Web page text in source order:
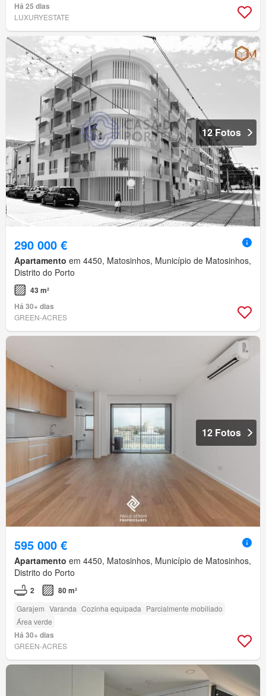
Há 25 dias
LUXURYESTATE
12 Fotos
290 000 €
Apartamento em 4450, Matosinhos, Município de Matosinhos,
Distrito do Porto
43 m²
Há 30+ dias
GREEN-ACRES
12 Fotos
595 000 €
Apartamento em 4450, Matosinhos, Município de Matosinhos,
Distrito do Porto
2 80 m²
Garajem Varanda Cozinha equipada Parcialmente mobiliado
Área verde
Há 30+ dias
GREEN-ACRES